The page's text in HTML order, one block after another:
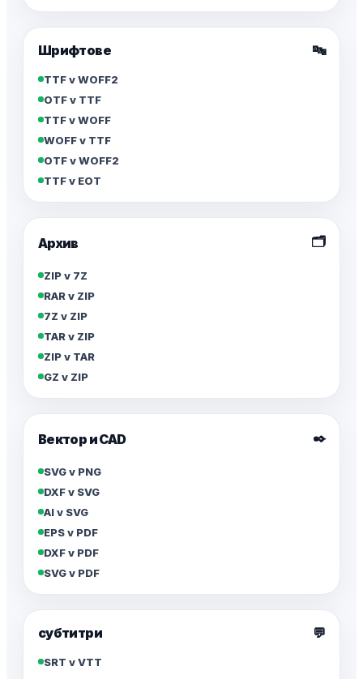
Шрифтове 🔤
TTF v WOFF2
OTF v TTF
TTF v WOFF
WOFF v TTF
OTF v WOFF2
TTF v EOT
Архив 🗂️
ZIP v 7Z
RAR v ZIP
7Z v ZIP
TAR v ZIP
ZIP v TAR
GZ v ZIP
Вектор и CAD ✒️
SVG v PNG
DXF v SVG
AI v SVG
EPS v PDF
DXF v PDF
SVG v PDF
субтитри 💬
SRT v VTT